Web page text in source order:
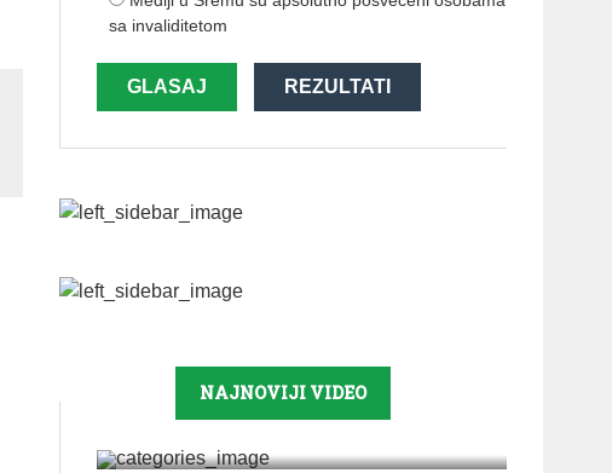
sa invaliditetom
GLASAJ REZULTATI
NAJNOVIJI VIDEO